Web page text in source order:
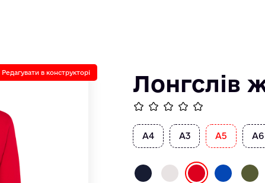
Редагувати в конструкторі Лонгслів
А4 А3 А5 А6